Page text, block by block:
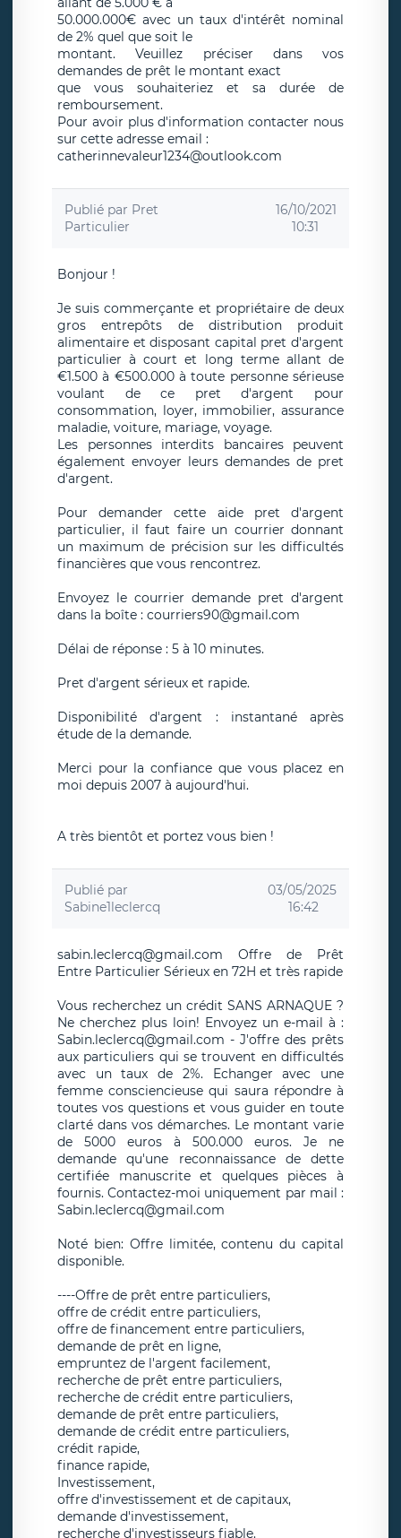
50.000.000€ avec un taux d'intérêt nominal
de 2% quel que soit le
montant. Veuillez préciser dans vos
demandes de prêt le montant exact
que vous souhaiteriez et sa durée de
remboursement.
Pour avoir plus d'information contacter nous
sur cette adresse email :
catherinnevaleur1234@outlook.com
Publié par Pret
Particulier
16/10/2021
10:31
Bonjour !
Je suis commerçante et propriétaire de deux
gros entrepôts de distribution produit
alimentaire et disposant capital pret d'argent
particulier à court et long terme allant de
€1.500 à €500.000 à toute personne sérieuse
voulant de ce pret d'argent pour
consommation, loyer, immobilier, assurance
maladie, voiture, mariage, voyage.
Les personnes interdits bancaires peuvent
également envoyer leurs demandes de pret
d'argent.
Pour demander cette aide pret d'argent
particulier, il faut faire un courrier donnant
un maximum de précision sur les difficultés
financières que vous rencontrez.
Envoyez le courrier demande pret d'argent
dans la boîte : courriers90@gmail.com
Délai de réponse : 5 à 10 minutes.
Pret d'argent sérieux et rapide.
Disponibilité d'argent : instantané après
étude de la demande.
Merci pour la confiance que vous placez en
moi depuis 2007 à aujourd'hui.
A très bientôt et portez vous bien !
Publié par
Sabine1leclercq
03/05/2025
16:42
sabin.leclercq@gmail.com Offre de Prêt
Entre Particulier Sérieux en 72H et très rapide
Vous recherchez un crédit SANS ARNAQUE ?
Ne cherchez plus loin! Envoyez un e-mail à :
Sabin.leclercq@gmail.com - J'offre des prêts
aux particuliers qui se trouvent en difficultés
avec un taux de 2%. Echanger avec une
femme consciencieuse qui saura répondre à
toutes vos questions et vous guider en toute
clarté dans vos démarches. Le montant varie
de 5000 euros à 500.000 euros. Je ne
demande qu'une reconnaissance de dette
certifiée manuscrite et quelques pièces à
fournis. Contactez-moi uniquement par mail :
Sabin.leclercq@gmail.com
Noté bien: Offre limitée, contenu du capital
disponible.
----Offre de prêt entre particuliers,
offre de crédit entre particuliers,
offre de financement entre particuliers,
demande de prêt en ligne,
empruntez de l'argent facilement,
recherche de prêt entre particuliers,
recherche de crédit entre particuliers,
demande de prêt entre particuliers,
demande de crédit entre particuliers,
crédit rapide,
finance rapide,
Investissement,
offre d'investissement et de capitaux,
demande d'investissement,
recherche d'investisseurs fiable.